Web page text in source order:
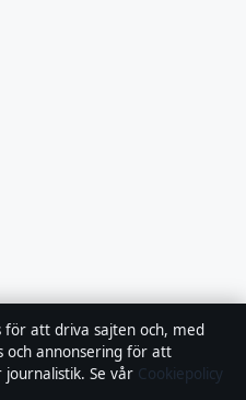
för att driva sajten och, med
och annonsering för att
Se vår Cookiepolicy